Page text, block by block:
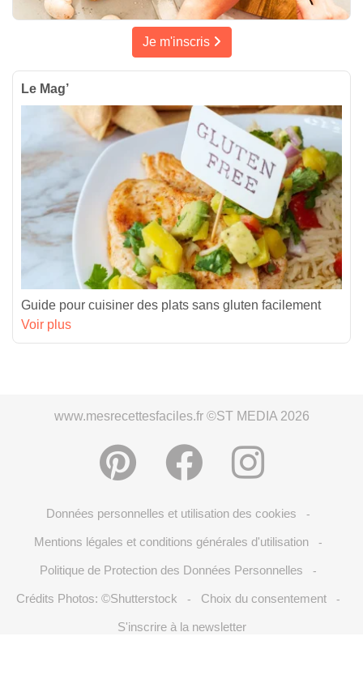
Je m'inscris
Le Mag’
Guide pour cuisiner des plats sans gluten facilement
Voir plus
www.mesrecettesfaciles.fr ©ST MEDIA 2026
Données personnelles et utilisation des cookies -
Mentions légales et conditions générales d'utilisation -
Politique de Protection des Données Personnelles -
Crédits Photos: ©Shutterstock - Choix du consentement -
S'inscrire à la newsletter